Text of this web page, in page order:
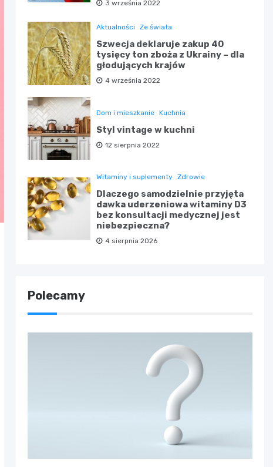
3 września 2022
Aktualności Ze świata
Szwecja deklaruje zakup 40
tysięcy ton zboża z Ukrainy – dla
głodujących krajów
4 września 2022
Dom i mieszkanie Kuchnia
Styl vintage w kuchni
12 sierpnia 2022
Witaminy i suplementy Zdrowie
Dlaczego samodzielnie przyjęta
dawka uderzeniowa witaminy D3
bez konsultacji medycznej jest
niebezpieczna?
4 sierpnia 2026
Polecamy